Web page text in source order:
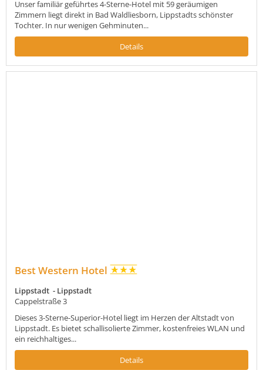
Unser familiär geführtes 4-Sterne-Hotel mit 59 geräumigen
Zimmern liegt direkt in Bad Waldliesborn, Lippstadts schönster
Tochter. In nur wenigen Gehminuten...
Details
Best Western Hotel
Lippstadt - Lippstadt
Cappelstraße 3
Dieses 3-Sterne-Superior-Hotel liegt im Herzen der Altstadt von
Lippstadt. Es bietet schallisolierte Zimmer, kostenfreies WLAN und
ein reichhaltiges...
Details